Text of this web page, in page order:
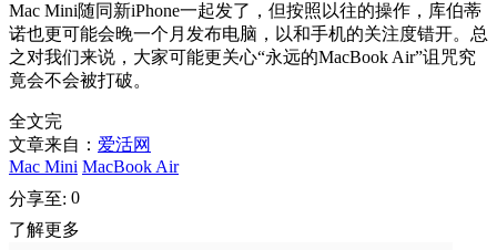
Mac Mini随同新iPhone一起发了，但按照以往的操作，库伯蒂
诺也更可能会晚一个月发布电脑，以和手机的关注度错开。总
之对我们来说，大家可能更关心“永远的MacBook Air”诅咒究
竟会不会被打破。
全文完
文章来自： 爱活网
Mac Mini MacBook Air
分享至: 0
了解更多